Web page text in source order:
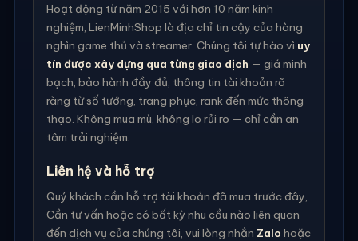
Hoạt động từ năm 2015 với hơn 10 năm kinh
nghiệm, LienMinhShop là địa chỉ tin cậy của hàng
nghìn game thủ và streamer. Chúng tôi tự hào vì uy
tín được xây dựng qua từng giao dịch — giá minh
bạch, bảo hành đầy đủ, thông tin tài khoản rõ
ràng từ số tướng, trang phục, rank đến mức thông
thạo. Không mua mù, không lo rủi ro — chỉ cần an
tâm trải nghiệm.
Liên hệ và hỗ trợ
Quý khách cần hỗ trợ tài khoản đã mua trước đây,
Cần tư vấn hoặc có bất kỳ nhu cầu nào liên quan
đến dịch vụ của chúng tôi, vui lòng nhắn Zalo hoặc